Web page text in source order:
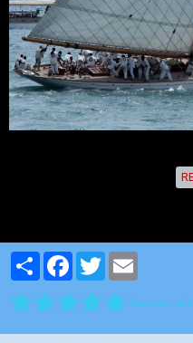
PartagerFacebook
Twitter
Aucune